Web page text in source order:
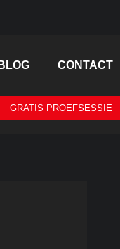
BLOG CONTACT
GRATIS PROEFSESSIE